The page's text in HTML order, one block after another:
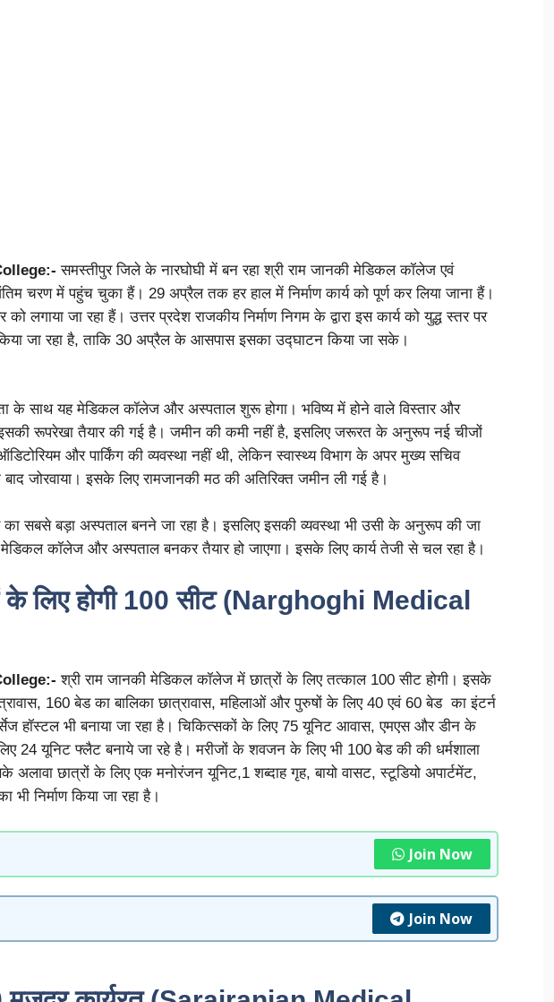
समस्तीपुर जिले के नारघोघी में बन रहा श्री राम जानकी मेडिकल कॉलेज एवं
चरण में पहुंच चुका हैं। 29 अप्रैल तक हर हाल में निर्माण कार्य को पूर्ण कर लिया जाना हैं।
लगाया जा रहा हैं। उत्तर प्रदेश राजकीय निर्माण निगम के द्वारा इस कार्य को युद्ध स्तर पर
किया जा रहा है, ताकि 30 अप्रैल के आसपास इसका उद्घाटन किया जा सके।
के साथ यह मेडिकल कॉलेज और अस्पताल शुरू होगा। भविष्य में होने वाले विस्तार और
रूपरेखा तैयार की गई है। जमीन की कमी नहीं है, इसलिए जरूरत के अनुरूप नई चीजों
और पार्किंग की व्यवस्था नहीं थी, लेकिन स्वास्थ्य विभाग के अपर मुख्य सचिव
जोरवाया। इसके लिए रामजानकी मठ की अतिरिक्त जमीन ली गई है।
का सबसे बड़ा अस्पताल बनने जा रहा है। इसलिए इसकी व्यवस्था भी उसी के अनुरूप की जा
कॉलेज और अस्पताल बनकर तैयार हो जाएगा। इसके लिए कार्य तेजी से चल रहा है।
के लिए होगी 100 सीट (Narghoghi Medical
श्री राम जानकी मेडिकल कॉलेज में छात्रों के लिए तत्काल 100 सीट होगी। इसके
160 बेड का बालिका छात्रावास, महिलाओं और पुरुषों के लिए 40 एवं 60 बेड का इंटर्न
हॉस्टल भी बनाया जा रहा है। चिकित्सकों के लिए 75 यूनिट आवास, एमएस और डीन के
24 यूनिट फ्लैट बनाये जा रहे है। मरीजों के शवजन के लिए भी 100 बेड की की धर्मशाला
अलावा छात्रों के लिए एक मनोरंजन यूनिट,1 शब्दाह गृह, बायो वासट, स्टूडियो अपार्टमेंट,
निर्माण किया जा रहा है।
Join Now
Join Now